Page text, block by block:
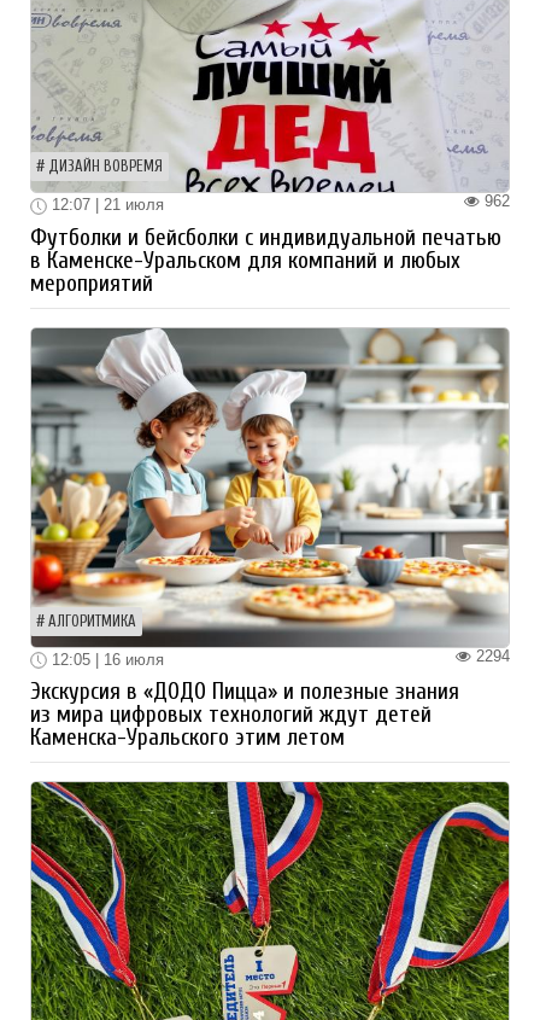
ДИЗАЙН ВОВРЕМЯ
962
12:07 | 21 июля
Футболки и бейсболки с индивидуальной печатью
в Каменске-Уральском для компаний и любых
мероприятий
АЛГОРИТМИКА
2294
12:05 | 16 июля
Экскурсия в «ДОДО Пицца» и полезные знания
из мира цифровых технологий ждут детей
Каменска-Уральского этим летом